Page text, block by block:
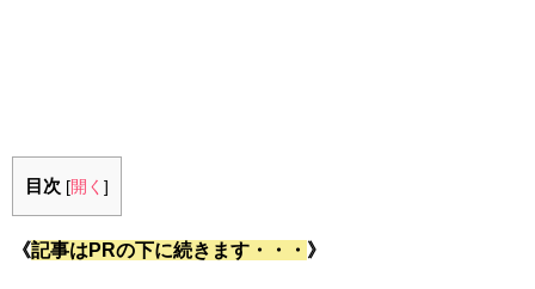
目次 [開く ]
《記事はPRの下に続きます・・・ 》